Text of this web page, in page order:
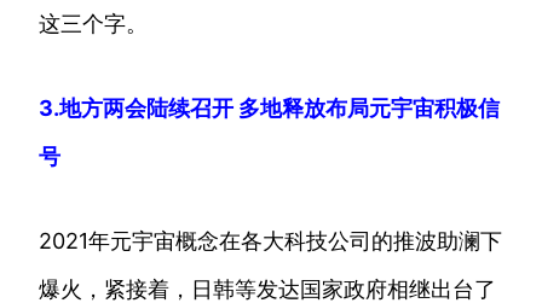
这三个字。
3.地方两会陆续召开 多地释放布局元宇宙积极信
号
2021年元宇宙概念在各大科技公司的推波助澜下
爆火，紧接着，日韩等发达国家政府相继出台了